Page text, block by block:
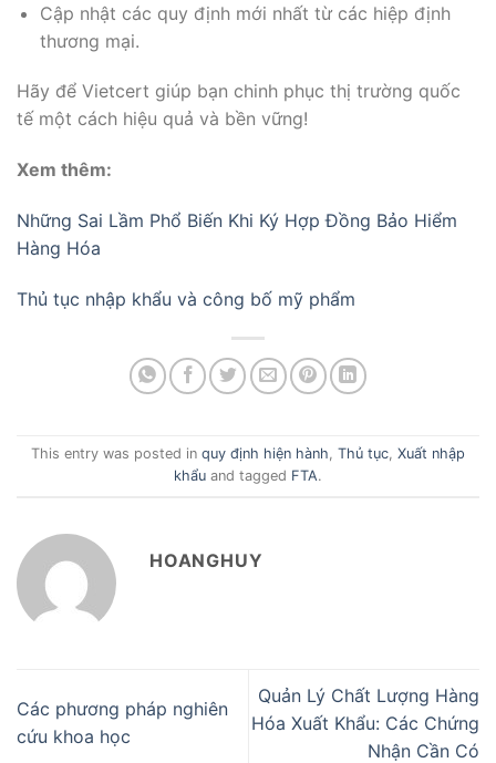
Cập nhật các quy định mới nhất từ các hiệp định
thương mại.
Hãy để Vietcert giúp bạn chinh phục thị trường quốc
tế một cách hiệu quả và bền vững!
Xem thêm:
Những Sai Lầm Phổ Biến Khi Ký Hợp Đồng Bảo Hiểm
Hàng Hóa
Thủ tục nhập khẩu và công bố mỹ phẩm
This entry was posted in quy định hiện hành, Thủ tục, Xuất nhập
khẩu and tagged FTA.
HOANGHUY
Các phương pháp nghiên
cứu khoa học
Quản Lý Chất Lượng Hàng
Hóa Xuất Khẩu: Các Chứng
Nhận Cần Có